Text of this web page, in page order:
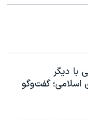
با دیگر
اسلامی؛ گفت‌وگو